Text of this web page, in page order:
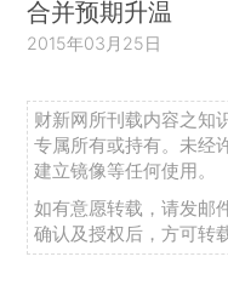
合并预期升温
2015年03月25日
财新网所刊载内容之知
专属所有或持有。未经
建立镜像等任何使用。
如有意愿转载，请发邮
确认及授权后，方可转载